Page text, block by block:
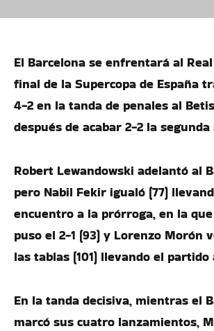
El Barcelona se enfrentará al
final de la Supercopa de España
4-2 en la tanda de penales al
después de acabar 2-2 la
Robert Lewandowski adelantó al
pero Nabil Fekir igualó (77)
encuentro a la prórroga, en la
puso el 2-1 (93) y Lorenzo Morón
las tablas (101) llevando el
En la tanda decisiva, mientras el
marcó sus cuatro lanzamientos,